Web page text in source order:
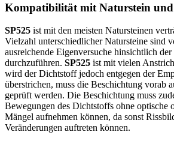
Kompatibilität mit Naturstein
SP525 ist mit den meisten Natursteinen
Vielzahl unterschiedlicher Natursteine sind
ausreichende Eigenversuche hinsichtlich
durchzuführen. SP525 ist mit vielen
wird der Dichtstoff jedoch entgegen der
überstrichen, muss die Beschichtung vorab
geprüft werden. Die Beschichtung muss
Bewegungen des Dichtstoffs ohne optische
Mängel aufnehmen können, da sonst
Veränderungen auftreten können.